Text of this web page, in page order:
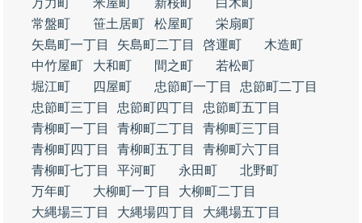
万力町 米屋町 新桜町
白木町
常盤町
笹土居町 松屋町
栄扇町
矢島町一丁目
矢島町二丁目 啓運町
木造町
中竹屋町
大和町 間之町
若松町
堀江町
四屋町 忠節町一丁目
忠節町二丁目
忠節町三丁目
忠節町四丁目
忠節町五丁目
青柳町一丁目
青柳町二丁目
青柳町三丁目
青柳町四丁目
青柳町五丁目
青柳町六丁目
青柳町七丁目
平河町 永田町
北野町
万年町
大柳町一丁目
大柳町二丁目
大縄場三丁目
大縄場四丁目
大縄場五丁目